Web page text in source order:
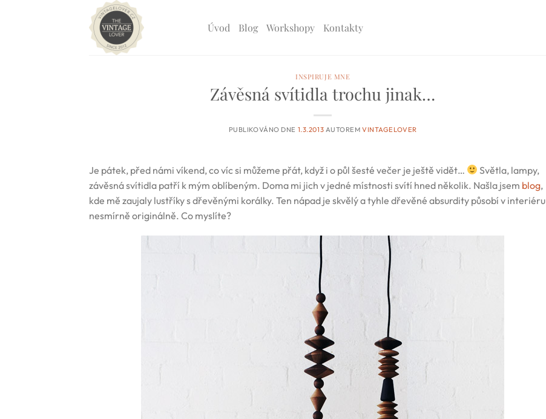
Úvod Blog Workshopy Kontakty
INSPIRUJE MNE
Závěsná svítidla trochu jinak…
PUBLIKOVÁNO DNE 1.3.2013 AUTOREMVINTAGELOVER
Je pátek, před námi víkend, co víc si můžeme přát, když i o půl šesté večer je ještě vidět…
Světla, lampy,
závěsná svítidla patří k mým oblíbeným. Doma mi jich v jedné místnosti svítí hned několik. Našla jsem blog,
kde mě zaujaly lustříky s dřevěnými korálky. Ten nápad je skvělý a tyhle dřevěné absurdity působí v interiéru
nesmírně originálně. Co myslíte?